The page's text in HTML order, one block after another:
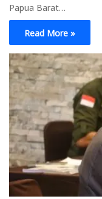
Papua Barat…
Read More »